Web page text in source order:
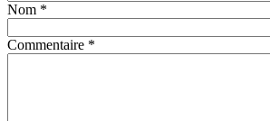
Nom *
Commentaire *